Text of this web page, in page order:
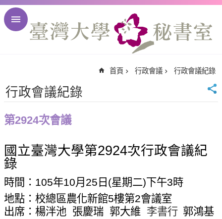
跳到主要內容區塊
首
頁
大
頁
臺
大
校
訊
English
首頁 行政會議 行政會議紀錄
行政會議紀錄
第2924次會議
國立臺灣大學第2924次行政會議紀
錄
時間： 105年10月 25 日 (星期二)下午3時
地點：校總區農化新館5樓第2會議室
出席：楊泮池 張慶瑞 郭大維 李書行 郭鴻基